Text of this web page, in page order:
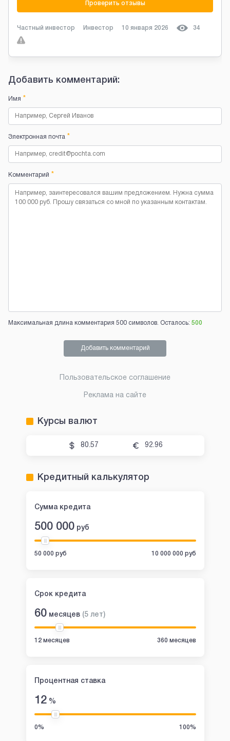
Проверить отзывы
Частный инвестор Инвестор 10 января 2026 34
Добавить комментарий:
Имя *
Электронная почта *
Комментарий *
Максимальная длина комментария 500 символов. Осталось: 500
Добавить комментарий
Пользовательское соглашение
Реклама на сайте
Курсы валют
80.57 92.96
Кредитный калькулятор
Сумма кредита
500 000 руб
50 000 руб 10 000 000 руб
Срок кредита
60 месяцев (5 лет)
12 месяцев 360 месяцев
Процентная ставка
12%
0% 100%